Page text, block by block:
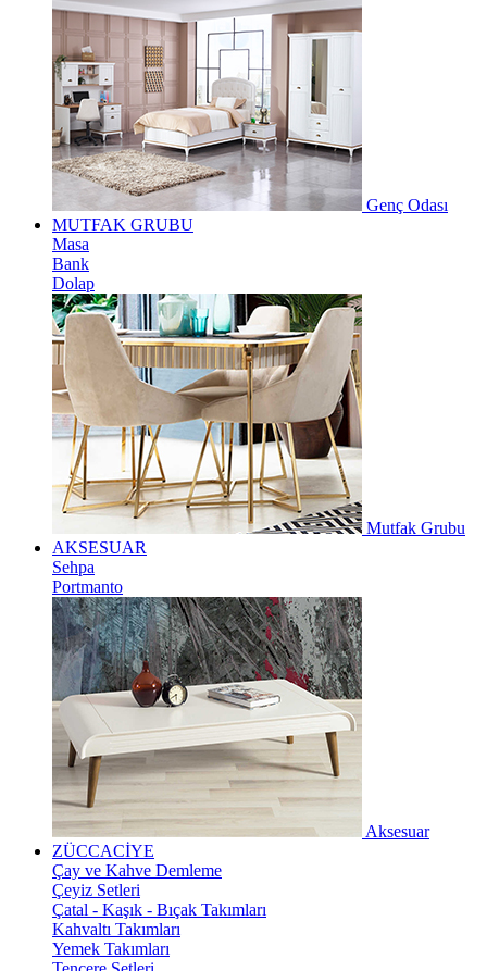
Genç Odası
MUTFAK GRUBU
Masa
Bank
Dolap
Mutfak Grubu
AKSESUAR
Sehpa
Portmanto
Aksesuar
ZÜCCACİYE
Çay ve Kahve Demleme
Çeyiz Setleri
Çatal - Kaşık - Bıçak Takımları
Kahvaltı Takımları
Yemek Takımları